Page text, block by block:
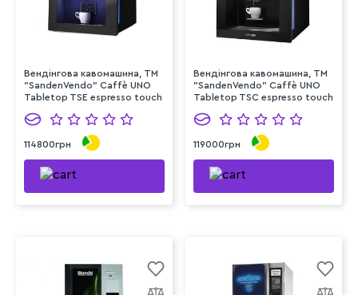
Вендінгова кавомашина, TM
"SandenVendo" Caffè UNO
Tabletop TSE espresso touch
114800грн
Вендінгова кавомашина, TM
"SandenVendo" Caffè UNO
Tabletop TSC espresso touch
119000грн